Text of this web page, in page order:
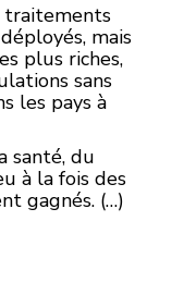
traitements
mais
plus riches,
sans
les pays à
santé, du
à la fois des
gagnés. (…)